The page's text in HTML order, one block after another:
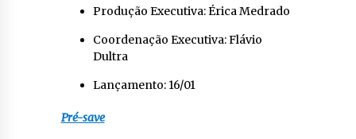
Produção Executiva: Érica Medrado
Coordenação Executiva: Flávio
Dultra
Lançamento: 16/01
Pré-save